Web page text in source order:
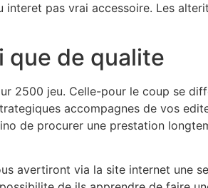
interet pas vrai accessoire. Les
que de qualite
2500 jeu. Celle-pour le coup se
accompagnes de vos
de procurer une prestation
avertiront via la site internet une